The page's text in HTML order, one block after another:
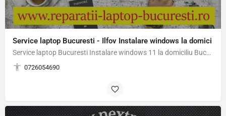
Service laptop Bucuresti - Ilfov Instalare windows la domici
Service laptop Bucuresti Instalare windows 11 la domiciliu Bucuresti-Ilfov Experienta de peste 15 ani in…
0726054690